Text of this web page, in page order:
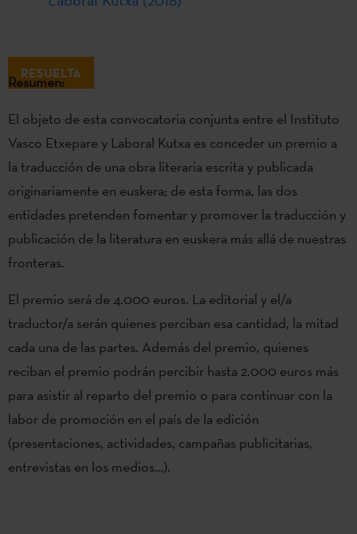
RESUELTA
Resumen:
El objeto de esta convocatoria conjunta entre el Instituto
Vasco Etxepare y Laboral Kutxa es conceder un premio a
la traducción de una obra literaria escrita y publicada
originariamente en euskera; de esta forma, las dos
entidades pretenden fomentar y promover la traducción y
publicación de la literatura en euskera más allá de nuestras
fronteras.
El premio será de 4.000 euros. La editorial y el/a
traductor/a serán quienes perciban esa cantidad, la mitad
cada una de las partes. Además del premio, quienes
reciban el premio podrán percibir hasta 2.000 euros más
para asistir al reparto del premio o para continuar con la
labor de promoción en el país de la edición
(presentaciones, actividades, campañas publicitarias,
entrevistas en los medios…).